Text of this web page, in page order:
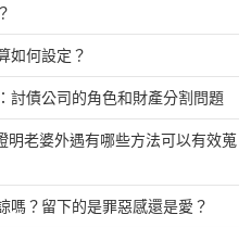
如何設定？
討債公司的角色和財產分割問題
明老婆外遇有哪些方法可以有效蒐
嗎？留下的是罪惡感還是愛？